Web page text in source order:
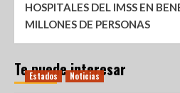
HOSPITALES DEL IMSS EN
MILLONES DE PERSONAS
Te puede interesar
Estados Noticias